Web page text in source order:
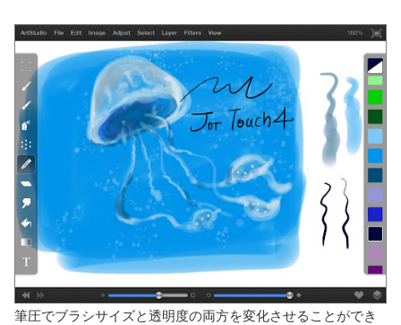
筆圧でブラシサイズと透明度の両方を変化させることができ